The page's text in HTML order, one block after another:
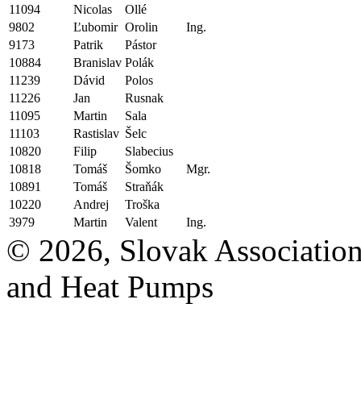
11094
Nicolas
Ollé
9802
Ľubomir Orolin
Ing.
9173
Patrik
Pástor
10884
Branislav Polák
11239
Dávid
Polos
11226
Jan
Rusnak
11095
Martin
Sala
11103
Rastislav Šelc
10820
Filip
Slabecius
10818
Tomáš Šomko
Mgr.
10891
Tomáš
Straňák
10220
Andrej
Troška
3979
Martin Valent Ing.
© 2026, Slovak
and Heat Pumps